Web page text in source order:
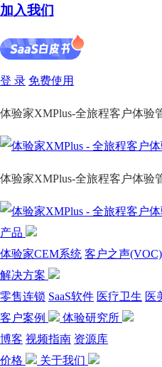
加入我们
登 录 免费使用
体验家XMPlus-全旅程客户体验
体验家XMPlus-全旅程客户体验
产品
体验家CEM系统 客户之声(VOC)
解决方案
零售连锁 SaaS软件 医疗卫生 医
客户案例
体验研究所
博客 视频指南 资源库
价格
关于我们